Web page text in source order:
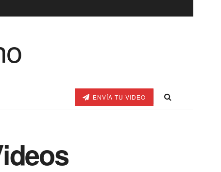
ENVÍA TU VIDEO